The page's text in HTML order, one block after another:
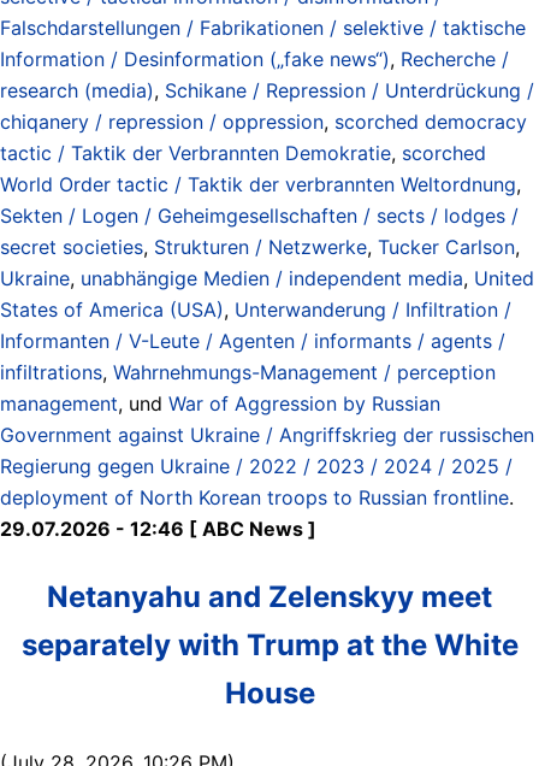
Falschdarstellungen / Fabrikationen / selektive / taktische
Information / Desinformation („fake news“), Recherche /
research (media), Schikane / Repression / Unterdrückung /
chiqanery / repression / oppression, scorched democracy
tactic / Taktik der Verbrannten Demokratie, scorched
World Order tactic / Taktik der verbrannten Weltordnung,
Sekten / Logen / Geheimgesellschaften / sects / lodges /
secret societies, Strukturen / Netzwerke, Tucker Carlson,
Ukraine, unabhängige Medien / independent media, United
States of America (USA), Unterwanderung / Infiltration /
Informanten / V-Leute / Agenten / informants / agents /
infiltrations, Wahrnehmungs-Management / perception
management, und War of Aggression by Russian
Government against Ukraine / Angriffskrieg der russischen
Regierung gegen Ukraine / 2022 / 2023 / 2024 / 2025 /
deployment of North Korean troops to Russian frontline.
29.07.2026 - 12:46 [ ABC News ]
Netanyahu and Zelenskyy meet
separately with Trump at the White
House